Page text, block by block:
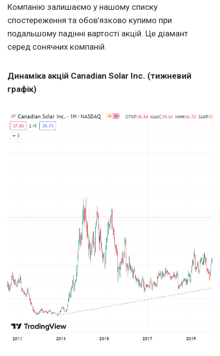
Компанію залишаємо у нашому списку
спостереження та обов’язково купимо при
подальшому падінні вартості акцій. Це діамант
серед сонячних компаній.
Динаміка акцій Canadian Solar Inc. (тижневий
графік)